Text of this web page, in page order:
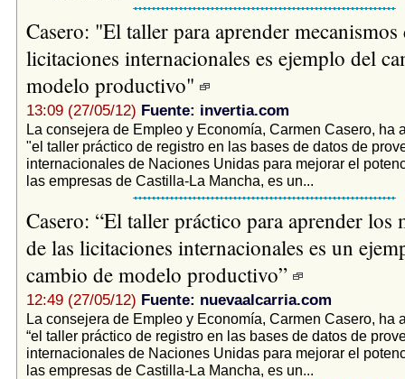
Casero: "El taller para aprender mecanismos
licitaciones internacionales es ejemplo del
modelo productivo"
13:09 (27/05/12) Fuente: invertia.com
La consejera de Empleo y Economía, Carmen Casero, ha
"el taller práctico de registro en las bases de datos de
internacionales de Naciones Unidas para mejorar el
las empresas de Castilla-La Mancha, es un...
Casero: “El taller práctico para aprender los
de las licitaciones internacionales es un
cambio de modelo productivo”
12:49 (27/05/12) Fuente: nuevaalcarria.com
La consejera de Empleo y Economía, Carmen Casero, ha
“el taller práctico de registro en las bases de datos de
internacionales de Naciones Unidas para mejorar el
las empresas de Castilla-La Mancha, es un...